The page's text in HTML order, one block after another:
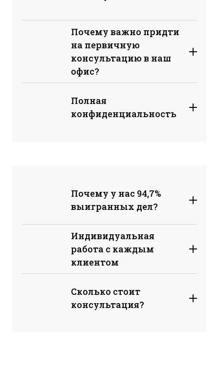
Почему важно придти
на первичную
консультацию в наш
офис?
Полная
конфиденциальность
Почему у нас 94,7%
выигранных дел?
Индивидуальная
работа с каждым
клиентом
Сколько стоит
консультация?